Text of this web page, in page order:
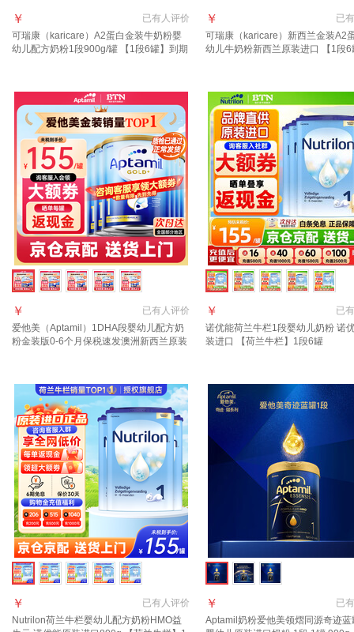
已有人评价
￥
可瑞康（karicare）A2蛋白金装牛奶粉婴
幼儿配方奶粉1段900g/罐 【1段6罐】到期
已有
￥
可瑞康（karicare）新西兰金装A2
幼儿牛奶粉新西兰原装进口 【1段6
已有人评价
￥
爱他美（Aptamil）1DHA段婴幼儿配方奶
粉金装版0-6个月保税速发澳洲新西兰原装
已有
￥
诺优能荷兰牛栏1段婴幼儿奶粉 诺
装进口 【荷兰牛栏】1段6罐
已有人评价
￥
Nutrilon荷兰牛栏婴幼儿配方奶粉HMO益
已有
￥
Aptamil奶粉爱他美领熠同源奇迹蓝